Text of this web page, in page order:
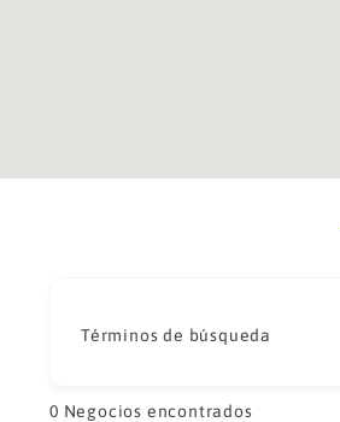
Términos de búsqueda
0 Negocios encontrados